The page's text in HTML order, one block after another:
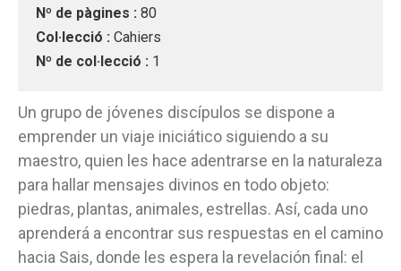
Nº de pàgines : 80
Col·lecció : Cahiers
Nº de col·lecció : 1
Un grupo de jóvenes discípulos se dispone a
emprender un viaje iniciático siguiendo a su
maestro, quien les hace adentrarse en la naturaleza
para hallar mensajes divinos en todo objeto:
piedras, plantas, animales, estrellas. Así, cada uno
aprenderá a encontrar sus respuestas en el camino
hacia Sais, donde les espera la revelación final: el